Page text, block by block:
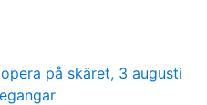
på skäret, 3 augusti